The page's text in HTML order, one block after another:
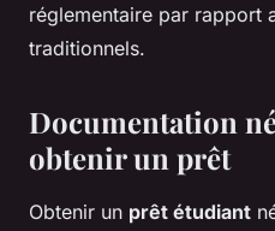
réglementaire par rapport
traditionnels.
Documentation
obtenir un prêt
Obtenir un prêt étudiant